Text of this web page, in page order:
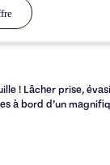
! Lâcher prise,
à bord d’un